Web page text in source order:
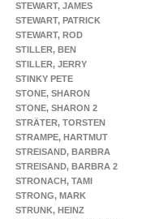
STEWART, JAMES
STEWART, PATRICK
STEWART, ROD
STILLER, BEN
STILLER, JERRY
STINKY PETE
STONE, SHARON
STONE, SHARON 2
STRÄTER, TORSTEN
STRAMPE, HARTMUT
STREISAND, BARBRA
STREISAND, BARBRA 2
STRONACH, TAMI
STRONG, MARK
STRUNK, HEINZ